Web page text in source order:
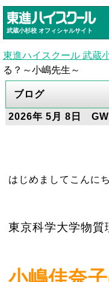
武蔵小杉校 オフィシャルサイト
東進ハイスクール 武蔵
る？～小嶋先生～
ブログ
2026年 5月 8日 GW
はじめましてこんに
東京科学大学物質